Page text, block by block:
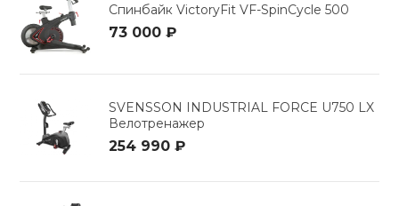
Спинбайк VictoryFit VF-SpinCycle 500
73 000 ₽
SVENSSON INDUSTRIAL FORCE U750 LX
Велотренажер
254 990 ₽